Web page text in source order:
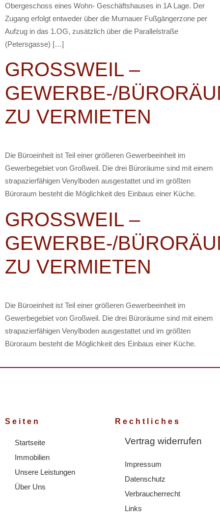
Obergeschoss eines Wohn- Geschäftshauses in 1A Lage. Der
Zugang erfolgt entweder über die Murnauer Fußgängerzone per
Aufzug in das 1.OG, zusätzlich über die Parallelstraße
(Petersgasse) […]
GROSSWEIL – G
EWERBE-/
U VERMIETEN
Die Büroeinheit ist Teil einer größeren Gewerbeeinheit im
Gewerbegebiet von Großweil. Die drei Büroräume sind mit einem
strapazierfähigen Venylboden ausgestattet und im größten
Büroraum besteht die Möglichkeit des Einbaus einer Küche.
GROSSWEIL – G
EWERBE-/
U VERMIETEN
Die Büroeinheit ist Teil einer größeren Gewerbeeinheit im
Gewerbegebiet von Großweil. Die drei Büroräume sind mit einem
strapazierfähigen Venylboden ausgestattet und im größten
Büroraum besteht die Möglichkeit des Einbaus einer Küche.
Seiten
Startseite
Immobilien
Unsere Leistungen
Über Uns
Rechtliches
Vertrag widerrufen
Impressum
Datenschutz
Verbraucherrecht
Links